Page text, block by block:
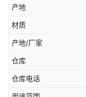
产地
材质
产地/厂家
仓库
仓库电话